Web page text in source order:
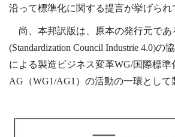
沿って標準化に関する提言が挙げられ
尚、本邦訳版は、原本の発行元であ
(Standardization Council Industrie 4.0)の
による製造ビジネス変革WG/国際標準
AG（WG1/AG1）の活動の一環として